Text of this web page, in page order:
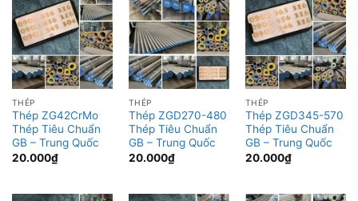
THÉP
Thép ZG42CrMo
Thép Tiêu Chuẩn
GB – Trung Quốc
20.000₫
THÉP
Thép ZGD270-480
Thép Tiêu Chuẩn
GB – Trung Quốc
20.000₫
THÉP
Thép ZGD345-570
Thép Tiêu Chuẩn
GB – Trung Quốc
20.000₫